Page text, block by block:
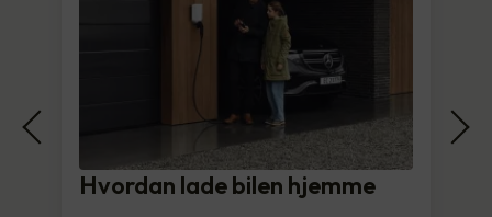
Hvordan lade bilen hjemme